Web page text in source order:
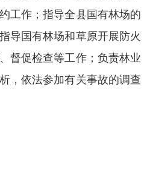
工作；指导全县国有林场的
导国有林场和草原开展防火
督促检查等工作；负责林业
，依法参加有关事故的调查